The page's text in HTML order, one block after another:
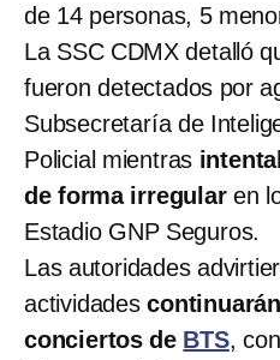
de 14 personas, 5
La SSC CDMX detalló
fueron detectados por
Subsecretaría de
Policial mientras
de forma irregularen
Estadio GNP Seguros.
Las autoridades
actividades
conciertos de BTS,